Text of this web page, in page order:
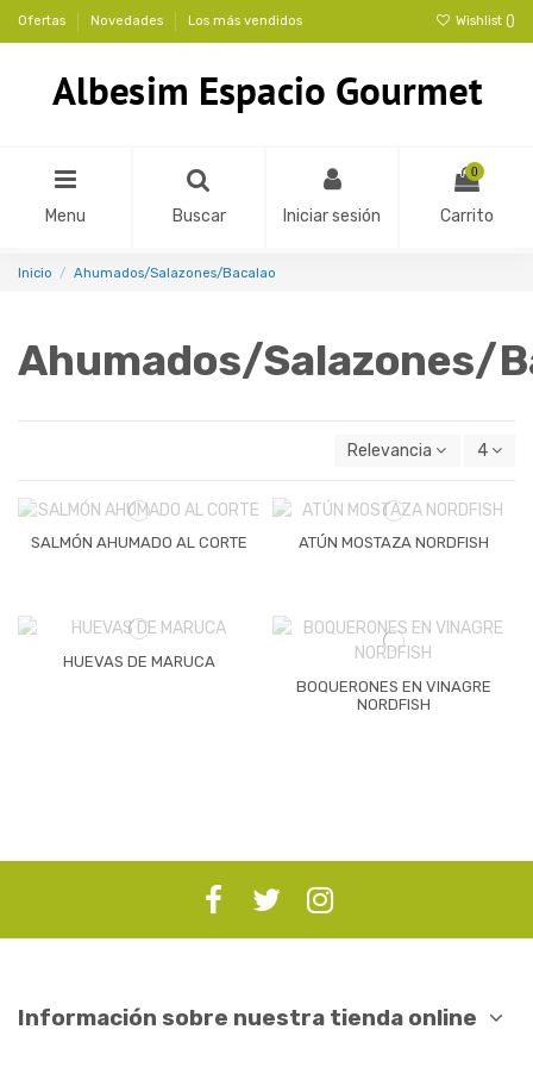
Ofertas Novedades Los más vendidos Wishlist ()
Menu Buscar Iniciar sesión
0
Carrito
Inicio Ahumados/Salazones/Bacalao
Ahumados/Salazones/
Relevancia 4
SALMÓN AHUMADO AL CORTE ATÚN MOSTAZA NORDFISH
HUEVAS DE MARUCA
BOQUERONES EN VINAGRE
NORDFISH
Información sobre nuestra tienda online